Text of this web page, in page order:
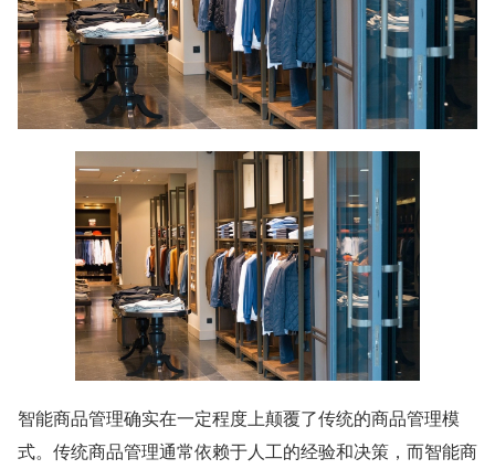
智能商品管理确实在一定程度上颠覆了传统的商品管理模
式。传统商品管理通常依赖于人工的经验和决策，而智能商